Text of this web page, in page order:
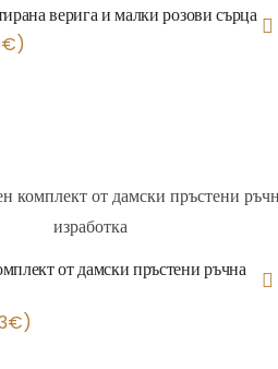
верига и малки розови сърца
€)
от дамски пръстени ръчна
€)